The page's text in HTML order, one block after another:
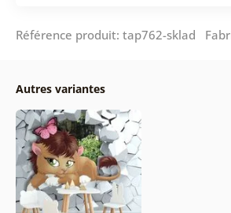
Référence produit: tap762-sklad
Autres variantes